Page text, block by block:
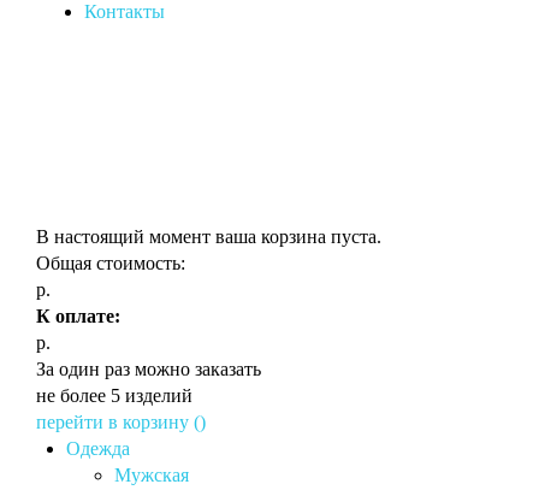
Контакты
В настоящий момент ваша корзина пуста.
Общая стоимость:
р.
К оплате:
р.
За один раз можно заказать
не более 5 изделий
перейти в корзину ()
Одежда
Мужская